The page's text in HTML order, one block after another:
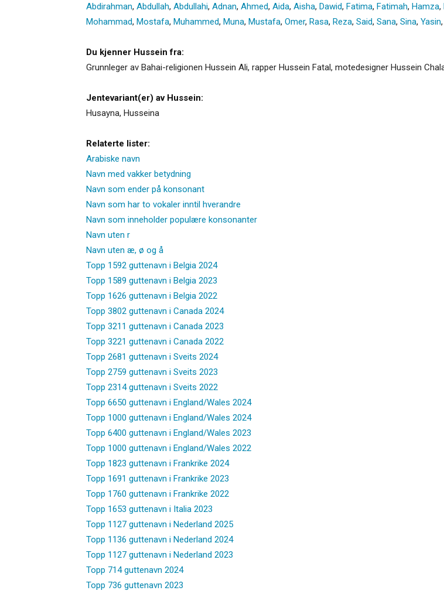
Abdirahman, Abdullah, Abdullahi, Adnan, Ahmed, Aida, Aisha, Dawid, Fatima, Fatimah, Hamza,
Mohammad, Mostafa, Muhammed, Muna, Mustafa, Omer, Rasa, Reza, Said, Sana, Sina, Yasin,
Du kjenner Hussein fra:
Grunnleger av Bahai-religionen Hussein Ali, rapper Hussein Fatal, motedesigner Hussein
Jentevariant(er) av Hussein:
Husayna, Husseina
Relaterte lister:
Arabiske navn
Navn med vakker betydning
Navn som ender på konsonant
Navn som har to vokaler inntil hverandre
Navn som inneholder populære konsonanter
Navn uten r
Navn uten æ, ø og å
Topp 1592 guttenavn i Belgia 2024
Topp 1589 guttenavn i Belgia 2023
Topp 1626 guttenavn i Belgia 2022
Topp 3802 guttenavn i Canada 2024
Topp 3211 guttenavn i Canada 2023
Topp 3221 guttenavn i Canada 2022
Topp 2681 guttenavn i Sveits 2024
Topp 2759 guttenavn i Sveits 2023
Topp 2314 guttenavn i Sveits 2022
Topp 6650 guttenavn i England/Wales 2024
Topp 1000 guttenavn i England/Wales 2024
Topp 6400 guttenavn i England/Wales 2023
Topp 1000 guttenavn i England/Wales 2022
Topp 1823 guttenavn i Frankrike 2024
Topp 1691 guttenavn i Frankrike 2023
Topp 1760 guttenavn i Frankrike 2022
Topp 1653 guttenavn i Italia 2023
Topp 1127 guttenavn i Nederland 2025
Topp 1136 guttenavn i Nederland 2024
Topp 1127 guttenavn i Nederland 2023
Topp 714 guttenavn 2024
Topp 736 guttenavn 2023